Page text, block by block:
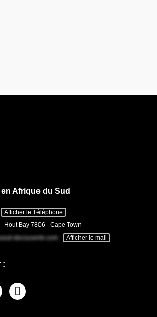
Afrique du Sud
Afficher le Téléphone
Hout Bay 7806 - Cape Town
decouverte.com
Afficher le mail
: